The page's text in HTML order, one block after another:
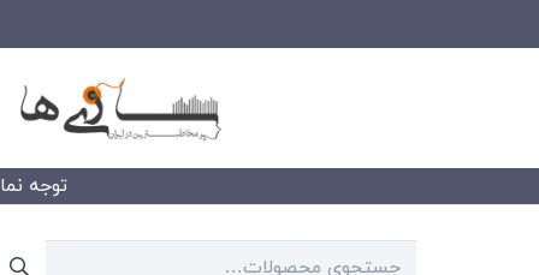
توجه
جستجو